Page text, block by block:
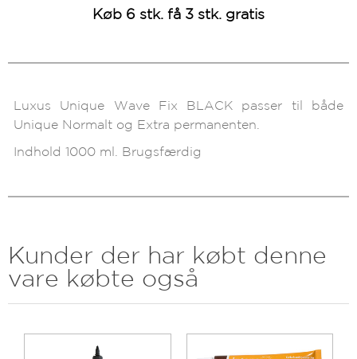
Køb 6 stk. få 3 stk. gratis
Luxus Unique Wave Fix BLACK passer til både
Unique Normalt og Extra permanenten.
Indhold 1000 ml. Brugsfærdig
Kunder der har købt denne
vare købte også